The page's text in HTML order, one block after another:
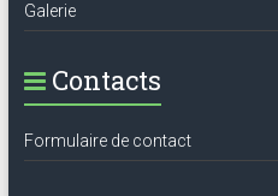
Galerie
Contacts
Formulaire de contact